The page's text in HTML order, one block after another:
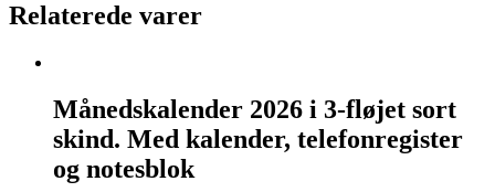
Relaterede varer
2026
i
3-
fløjet
sort
Månedskalender 2026 i 3-fløjet sort
skind. Med kalender, telefonregister
og notesblok